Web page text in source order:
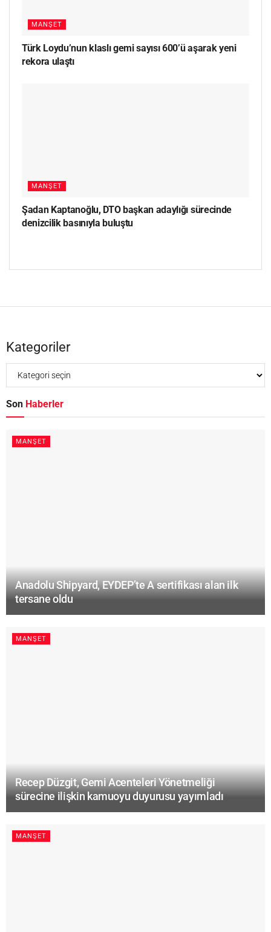
MANŞET
Türk Loydu’nun klaslı gemi sayısı 600’ü aşarak yeni
rekora ulaştı
MANŞET
Şadan Kaptanoğlu, DTO başkan adaylığı sürecinde
denizcilik basınıyla buluştu
Kategoriler
Son Haberler
MANŞET
Anadolu Shipyard, EYDEP’te A sertifikası alan ilk
tersane oldu
MANŞET
Recep Düzgit, Gemi Acenteleri Yönetmeliği
sürecine ilişkin kamuoyu duyurusu yayımladı
MANŞET